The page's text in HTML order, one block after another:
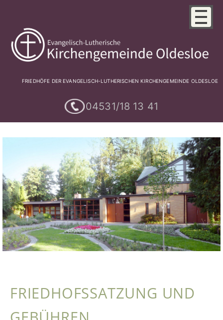
FRIEDHÖFE DER EVANGELISCH-LUTHERISCHEN KIRCHENGEMEINDE OLDESLOE
04531/18 13 41
FRIEDHOFSSATZUNG UND